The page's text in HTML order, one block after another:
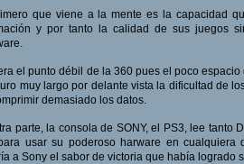
que viene a la mente es la capacidad
y por tanto la calidad de sus juegos
el punto débil de la 360 pues el poco
muy largo por delante vista la dificultad de
demasiado los datos.
parte, la consola de SONY, el PS3, lee tanto
usar su poderoso harware en cualquiera
a Sony el sabor de victoria que había logrado